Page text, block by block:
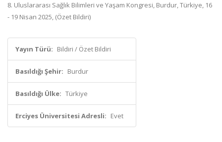
8. Uluslararası Sağlık Bilimleri ve Yaşam Kongresi, Burdur, Türkiye, 16
- 19 Nisan 2025, (Özet Bildiri)
Yayın Türü: Bildiri / Özet Bildiri
Basıldığı Şehir: Burdur
Basıldığı Ülke: Türkiye
Erciyes Üniversitesi Adresli: Evet